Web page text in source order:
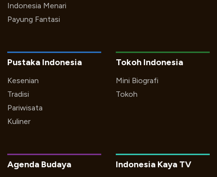
Indonesia Menari
Payung Fantasi
Pustaka Indonesia
Kesenian
Tradisi
Pariwisata
Kuliner
Tokoh Indonesia
Mini Biografi
Tokoh
Indonesia Kaya TV
Agenda Budaya